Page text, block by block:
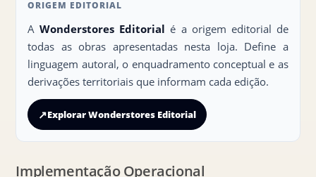
ORIGEM EDITORIAL
AWonderstores Editorial é a origem editorial de
todas as obras apresentadas nesta loja. Define a
linguagem autoral, o enquadramento conceptual e as
derivações territoriais que informam cada edição.
↗Explorar Wonderstores Editorial
Implementação Operacional